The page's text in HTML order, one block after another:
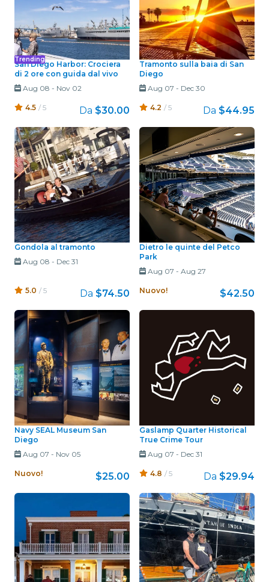
Trending
San Diego Harbor: Crociera
di 2 ore con guida dal vivo
Aug 08 - Nov 02
4.5 / 5 Da $30.00
Tramonto sulla baia di San
Diego
Aug 07 - Dec 30
4.2 / 5 Da $44.95
Gondola al tramonto
Aug 08 - Dec 31
5.0 / 5 Da $74.50
Dietro le quinte del Petco
Park
Aug 07 - Aug 27
Nuovo! $42.50
Navy SEAL Museum San
Diego
Aug 07 - Nov 05
Nuovo! $25.00
Gaslamp Quarter Historical
True Crime Tour
Aug 07 - Dec 31
4.8 / 5 Da $29.94